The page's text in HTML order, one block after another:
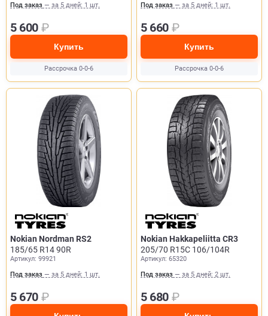
Под заказ — за 5 дней: 1 шт.
5 600 ₽
Купить
Рассрочка 0-0-6
Под заказ — за 5 дней: 1 шт.
5 660 ₽
Купить
Рассрочка 0-0-6
Nokian Nordman RS2
185/65 R14 90R
Артикул: 99921
Под заказ — за 5 дней: 1 шт.
5 670 ₽
Nokian Hakkapeliitta CR3
205/70 R15C 106/104R
Артикул: 65320
Под заказ — за 5 дней: 2 шт.
5 680 ₽